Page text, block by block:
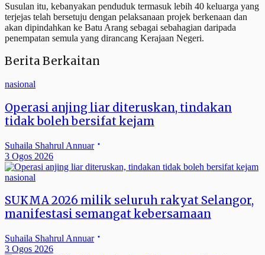
Susulan itu, kebanyakan penduduk termasuk lebih 40 keluarga yang
terjejas telah bersetuju dengan pelaksanaan projek berkenaan dan
akan dipindahkan ke Batu Arang sebagai sebahagian daripada
penempatan semula yang dirancang Kerajaan Negeri.
Berita Berkaitan
nasional
Operasi anjing liar diteruskan, tindakan
tidak boleh bersifat kejam
Suhaila Shahrul Annuar
3 Ogos 2026
nasional
SUKMA 2026 milik seluruh rakyat Selangor,
manifestasi semangat kebersamaan
Suhaila Shahrul Annuar
3 Ogos 2026